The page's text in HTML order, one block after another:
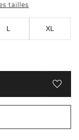
tailles
L XL